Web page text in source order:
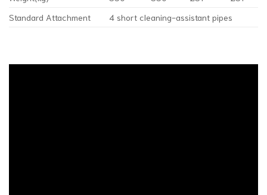
Standard Attachment
4 short cleaning-assistant pipes